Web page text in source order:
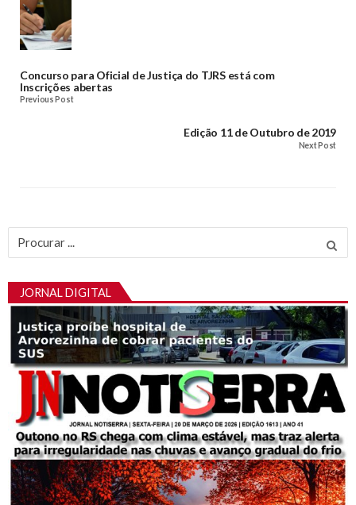
Concurso para Oficial de Justiça do TJRS está com
Inscrições abertas
Previous Post
Edição 11 de Outubro de 2019
Next Post
Procurar
JORNAL DIGITAL